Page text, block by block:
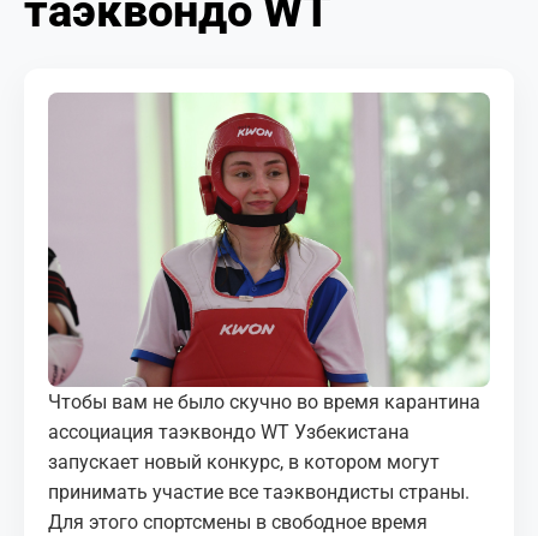
КОРТЫ
КОНТАКТЫ
UZ-PIN
таэквондо WT
Чтобы вам не было скучно во время карантина
ассоциация таэквондо WT Узбекистана
запускает новый конкурс, в котором могут
принимать участие все таэквондисты страны.
Для этого спортсмены в свободное время